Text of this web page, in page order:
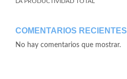
COMENTARIOS RECIENTES
No hay comentarios que mostrar.